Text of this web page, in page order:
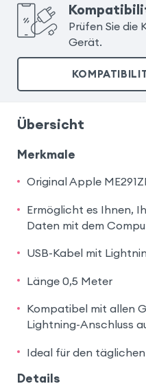
Prüfen Sie
Gerät.
Übersicht
Merkmale
Original Apple
Ermöglicht es Ihnen,
Daten mit dem
USB-Kabel mit
Länge 0,5 Meter
Kompatibel mit allen
Lightning-Anschluss
Ideal für den
Details